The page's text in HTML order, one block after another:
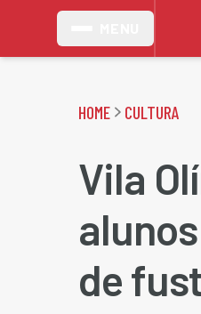
HOME CULTURA
Vila
de